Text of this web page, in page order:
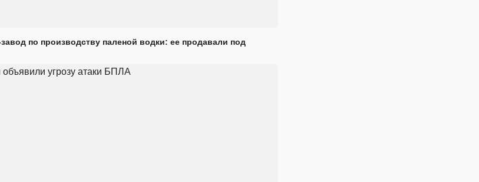
по производству паленой водки: ее продавали под